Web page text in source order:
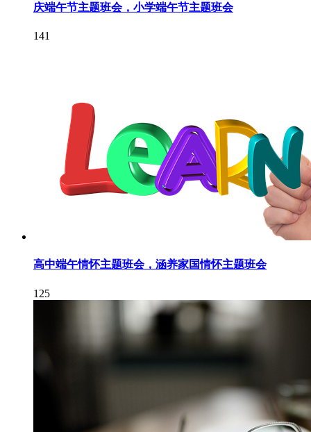
庆端午节主题班会，小学端午节主题班会
141
高中端午情怀主题班会，涵养家国情怀主题班会
125